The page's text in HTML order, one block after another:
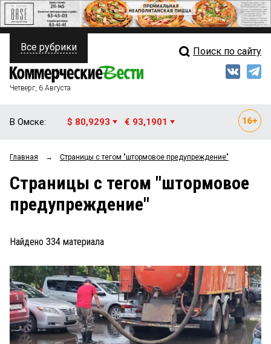
ПОЛИТИКА
ФИНАНСЫ
ОБЩЕСТВО
ЗАКОН
НОВОСТИ КОМПАНИЙ
ПРОИСШЕСТВИЯ
СТИЛЬ ЖИЗНИ
Свежий выпуск
Мнения
Рейтинги
Все рубрики Поиск по сайту
Четверг, 6 Августа
В Омске: $ 80,9293 € 93,1901
Главная → Страницы c тегом "штормовое предупреждение"
Страницы c тегом "штормовое
предупреждение"
Найдено 334 материала